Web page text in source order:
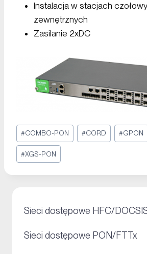
Instalacja w stacjach
zewnętrznych
Zasilanie 2xDC
#COMBO-PON #CORD #GPON
#XGS-PON
Sieci dostępowe HFC/
Sieci dostępowe PON/FTTx